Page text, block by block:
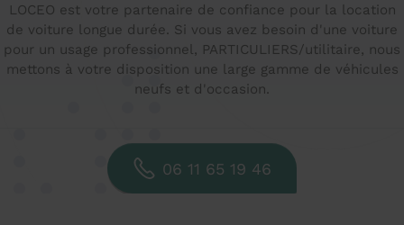
LOCEO est votre partenaire de confiance pour la location
de voiture longue durée. Si vous avez besoin d'une voiture
pour un usage professionnel, PARTICULIERS/utilitaire, nous
mettons à votre disposition une large gamme de véhicules
neufs et d'occasion.
06 11 65 19 46